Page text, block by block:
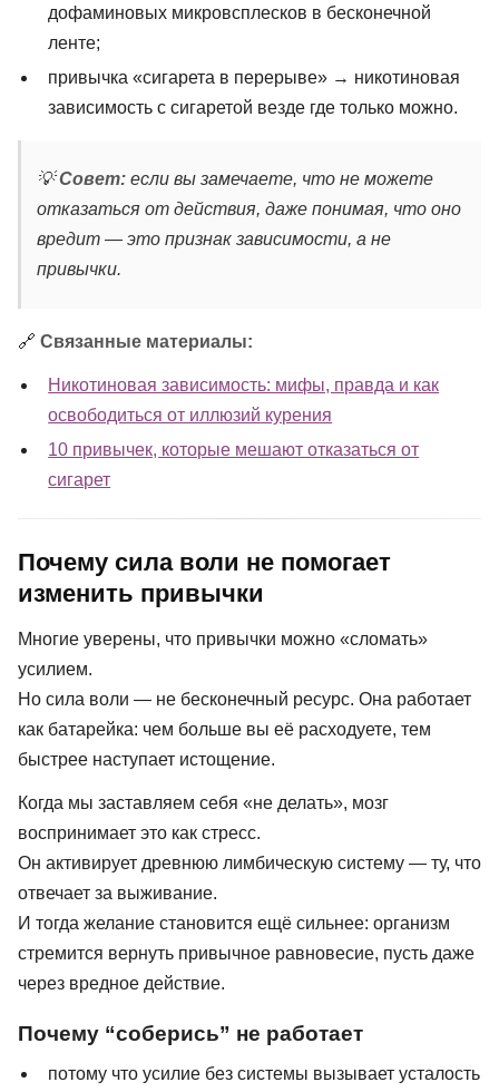
дофаминовых микровсплесков в бесконечной
ленте;
привычка «сигарета в перерыве» → никотиновая
зависимость с сигаретой везде где только можно.
💡Совет: если вы замечаете, что не можете
отказаться от действия, даже понимая, что оно
вредит — это признак зависимости, а не
привычки.
🔗 Связанные материалы:
Никотиновая зависимость: мифы, правда и как
освободиться от иллюзий курения
10 привычек, которые мешают отказаться от
сигарет
Почему сила воли не помогает
изменить привычки
Многие уверены, что привычки можно «сломать»
усилием.
Но сила воли — не бесконечный ресурс. Она работает
как батарейка: чем больше вы её расходуете, тем
быстрее наступает истощение.
Когда мы заставляем себя «не делать», мозг
воспринимает это как стресс.
Он активирует древнюю лимбическую систему — ту, что
отвечает за выживание.
И тогда желание становится ещё сильнее: организм
стремится вернуть привычное равновесие, пусть даже
через вредное действие.
Почему “соберись” не работает
потому что усилие без системы вызывает усталость